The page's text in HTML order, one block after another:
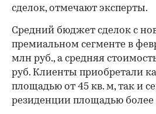
сделок, отмечают эксперты.
Средний бюджет сделок с
премиальном сегменте в
млн руб., а средняя
руб. Клиенты приобретали
площадью от 45 кв. м, так и
резиденции площадью более